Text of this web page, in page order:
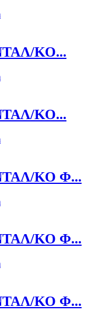
ΚΟ...
ΚΟ...
ΚΟ Φ...
ΚΟ Φ...
ΚΟ Φ...